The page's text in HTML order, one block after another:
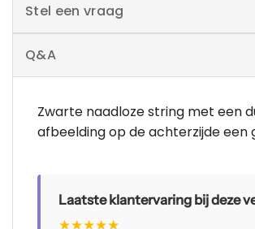
Stel een vraag
Q&A
Zwarte naadloze string met een
afbeelding op de achterzijde een
Laatste klantervaring bij deze
★★★★★